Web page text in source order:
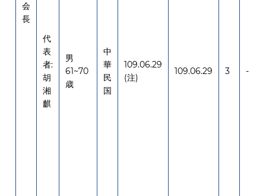
会
長
代
表
者:
胡
湘
麒
男
61~70
歳
中
華
民
国
109.06.29
(注)
109.06.29 3 -